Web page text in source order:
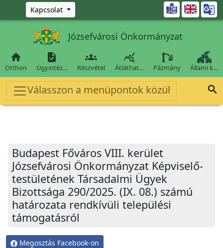
Ugrás a fő tartalomra
Kapcsolat 
Józsefvárosi Önkormányzat

Otthon

Ügyintéz…

Részvétel

Átláthat… Pázmány Állami k…
Válasszon a menüpontok közül 
Budapest Főváros VIII. kerület
Józsefvárosi Önkormányzat Képviselő-
testületének Társadalmi Ügyek
Bizottsága 290/2025. (IX. 08.) számú
határozata rendkívüli települési
támogatásról
Megosztás Facebook-on